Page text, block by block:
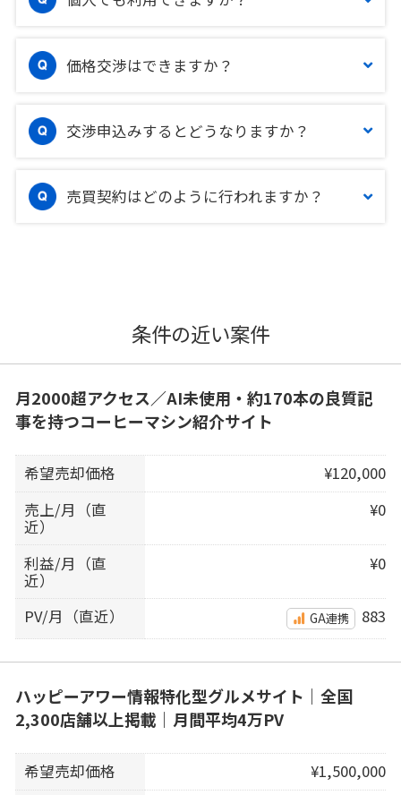
価格交渉はできますか？
交渉申込みするとどうなりますか？
売買契約はどのように行われますか？
条件の近い案件
月2000超アクセス／AI未使用・約170本の良質記
事を持つコーヒーマシン紹介サイト
希望売却価格
¥120,000
売上/月（直
近）
¥0
利益/月（直
近）
¥0
PV/月（直近） GA連携 883
ハッピーアワー情報特化型グルメサイト｜全国
2,300店舗以上掲載｜月間平均4万PV
希望売却価格
¥1,500,000